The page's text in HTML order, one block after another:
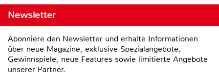
Newsletter
Abonniere den Newsletter und erhalte Informationen
über neue Magazine, exklusive Spezialangebote,
Gewinnspiele, neue Features sowie limitierte Angebote
unserer Partner.